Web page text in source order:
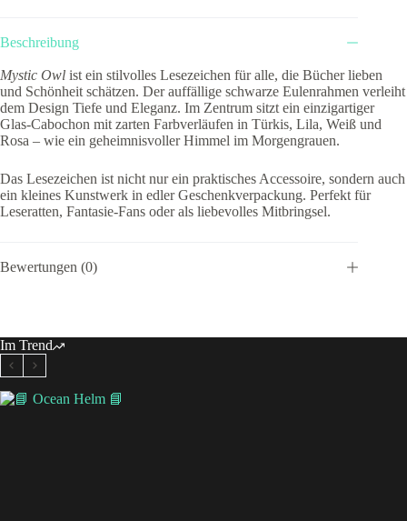
Beschreibung
Mystic Owl ist ein stilvolles Lesezeichen für alle, die Bücher lieben
und Schönheit schätzen. Der auffällige schwarze Eulenrahmen verleiht
dem Design Tiefe und Eleganz. Im Zentrum sitzt ein einzigartiger
Glas-Cabochon mit zarten Farbverläufen in Türkis, Lila, Weiß und
Rosa – wie ein geheimnisvoller Himmel im Morgengrauen.
Das Lesezeichen ist nicht nur ein praktisches Accessoire, sondern auch
ein kleines Kunstwerk in edler Geschenkverpackung. Perfekt für
Leseratten, Fantasie-Fans oder als liebevolles Mitbringsel.
Bewertungen (0)
Im Trend